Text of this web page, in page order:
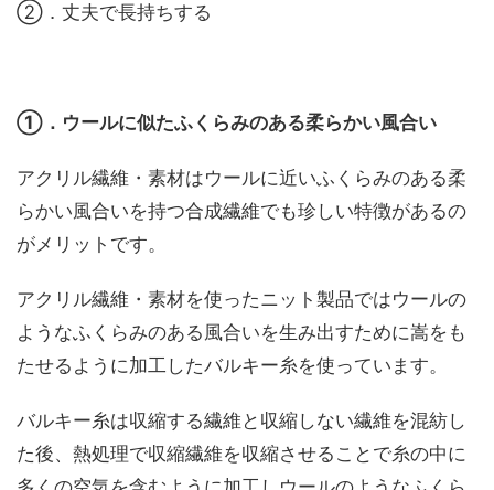
②．丈夫で長持ちする
①．ウールに似たふくらみのある柔らかい風合い
アクリル繊維・素材はウールに近いふくらみのある柔
らかい風合いを持つ合成繊維でも珍しい特徴があるの
がメリットです。
アクリル繊維・素材を使ったニット製品ではウールの
ようなふくらみのある風合いを生み出すために嵩をも
たせるように加工したバルキー糸を使っています。
バルキー糸は収縮する繊維と収縮しない繊維を混紡し
た後、熱処理で収縮繊維を収縮させることで糸の中に